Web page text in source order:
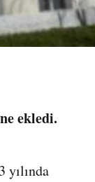
ekledi.
yılında